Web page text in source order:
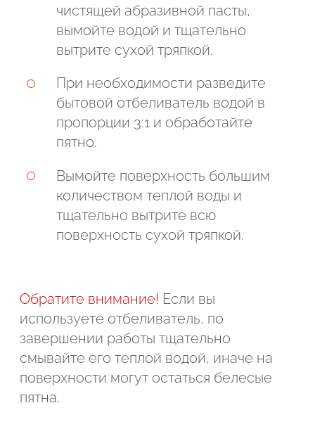
чистящей абразивной пасты,
вымойте водой и тщательно
вытрите сухой тряпкой.
При необходимости разведите
бытовой отбеливатель водой в
пропорции 3:1 и обработайте
пятно.
Вымойте поверхность большим
количеством теплой воды и
тщательно вытрите всю
поверхность сухой тряпкой.
Обратите внимание! Если вы
используете отбеливатель, по
завершении работы тщательно
смывайте его теплой водой, иначе на
поверхности могут остаться белесые
пятна.